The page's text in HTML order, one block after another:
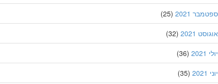
2021
(25)
2021
(32)
(36)
(35)